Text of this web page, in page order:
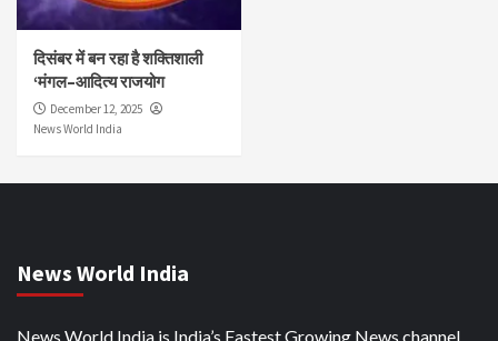
दिसंबर में बन रहा है शक्तिशाली
‘मंगल–आदित्य राजयोग
December 12, 2025
News World India
News World India
News World India is India’s Fastest Growing News channel